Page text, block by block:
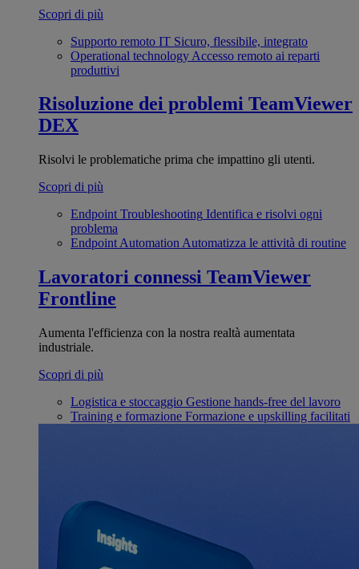
Scopri di più
Supporto remoto IT Sicuro, flessibile, integrato
Operational technology Accesso remoto ai reparti
produttivi
Risoluzione dei problemi TeamViewer
DEX
Risolvi le problematiche prima che impattino gli utenti.
Scopri di più
Endpoint Troubleshooting Identifica e risolvi ogni
problema
Endpoint Automation Automatizza le attività di routine
Lavoratori connessi TeamViewer
Frontline
Aumenta l'efficienza con la nostra realtà aumentata
industriale.
Scopri di più
Logistica e stoccaggio Gestione hands-free del lavoro
Training e formazione Formazione e upskilling facilitati